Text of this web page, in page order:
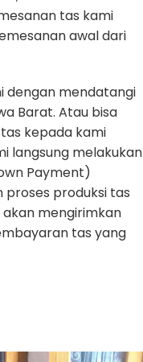
tas kami
awal dari
dengan mendatangi
Barat. Atau bisa
kepada kami
langsung melakukan
Payment)
proses produksi tas
akan mengirimkan
tas yang